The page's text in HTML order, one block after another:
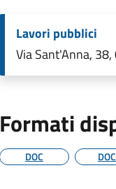
Lavori pubblici
Via Sant'Anna,
Formati
DOC